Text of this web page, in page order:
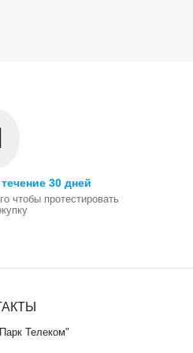
30 дней
чтобы протестировать
Телеком"